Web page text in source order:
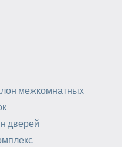
межкомнатных
дверей